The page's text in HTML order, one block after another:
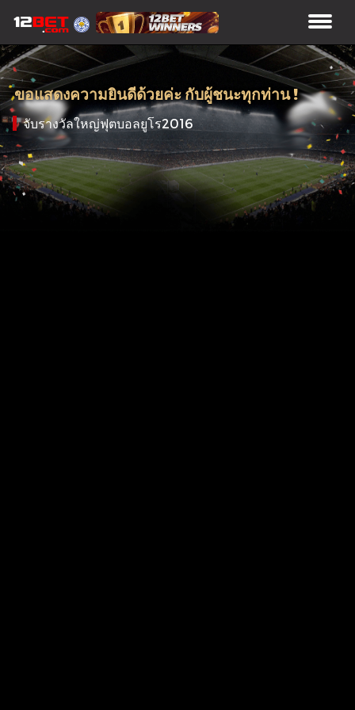
ขอแสดงความยินดีด้วยค่ะ กับผู้ชนะทุกท่าน !
จับรางวัลใหญ่ฟุตบอลยูโร2016